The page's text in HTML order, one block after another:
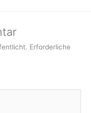
Erforderliche